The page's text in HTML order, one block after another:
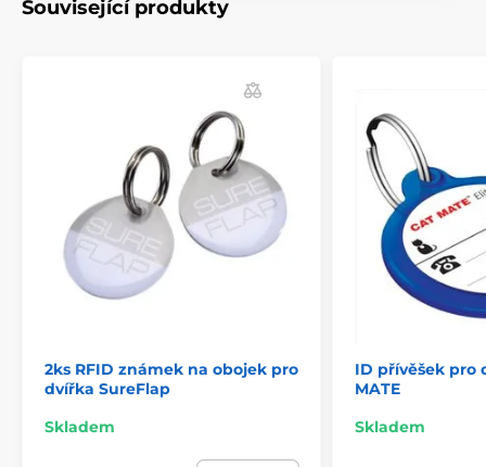
Související produkty
2ks RFID známek na obojek pro
dvířka SureFlap
Skladem
ID přívěšek pro
MATE
Skladem